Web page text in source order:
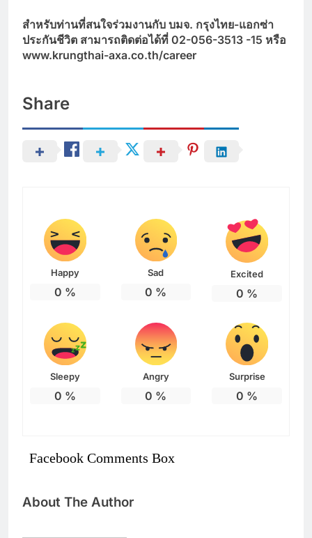
สำหรับท่านที่สนใจร่วมงานกับ บมจ. กรุงไทย-แอกซ่า
ประกันชีวิต สามารถติดต่อได้ที่ 02-056-3513 -15 หรือ
www.krungthai-axa.co.th/career
Share
Happy
0 %
Sad
0 %
Excited
0 %
Sleepy
0 %
Angry
0 %
Surprise
0 %
Facebook Comments Box
About The Author